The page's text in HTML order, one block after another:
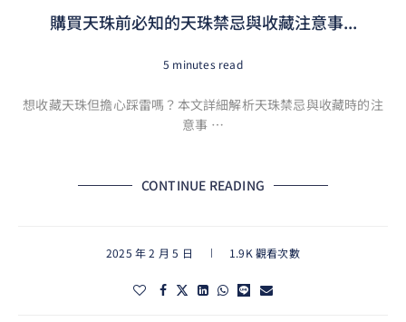
購買天珠前必知的天珠禁忌與收藏注意事...
5 minutes read
想收藏天珠但擔心踩雷嗎？本文詳細解析天珠禁忌與收藏時的注
意事 …
CONTINUE READING
2025 年 2 月 5 日 1.9K 觀看次數